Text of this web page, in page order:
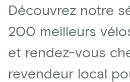
Découvrez notre
200 meilleurs
et rendez-vous
revendeur local